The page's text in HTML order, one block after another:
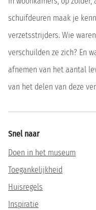
schuifdeuren maak je
verzetsstrijders. Wie
verschuilden ze zich? En
afnemen van het aantal
van het delen van deze
Snel naar
Doen in het museum
Toegankelijkheid
Huisregels
Inspiratie